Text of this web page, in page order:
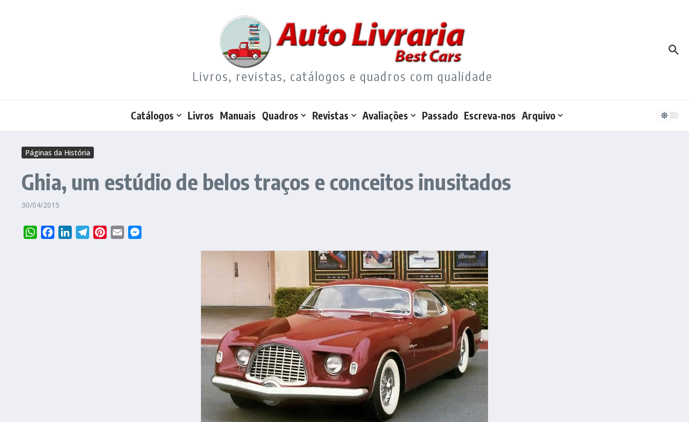
Livros, revistas, catálogos e quadros com qualidade
Catálogos Livros Manuais Quadros Revistas Avaliações Passado Escreva-nos Arquivo
Páginas da História
Ghia, um estúdio de belos traços e conceitos inusitados
30/04/2015
WhatsAppFacebookLinkedInTelegramPinterest
Email